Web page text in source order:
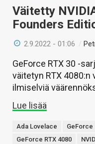
HAKU
Väitetty
Founders
2.9.2022 - 01:06 /
GeForce RTX 30 -
väitetyn RTX 4080:n
ilmiselviä
Lue lisää
Ada Lovelace GeForce
GeForce RTX 4080